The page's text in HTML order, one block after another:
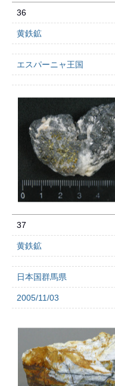
36
黄鉄鉱
エスパーニャ王国
37
黄鉄鉱
日本国群馬県
2005/11/03